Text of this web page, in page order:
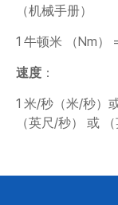
（机械手册）
1 牛顿米 （Nm）
速度 ：
1 米/秒（米/秒）
（英尺/秒） 或